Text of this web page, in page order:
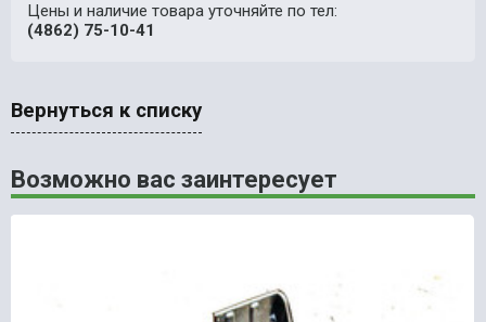
Цены и наличие товара уточняйте по тел:
(4862) 75-10-41
Вернуться к списку
Возможно вас заинтересует